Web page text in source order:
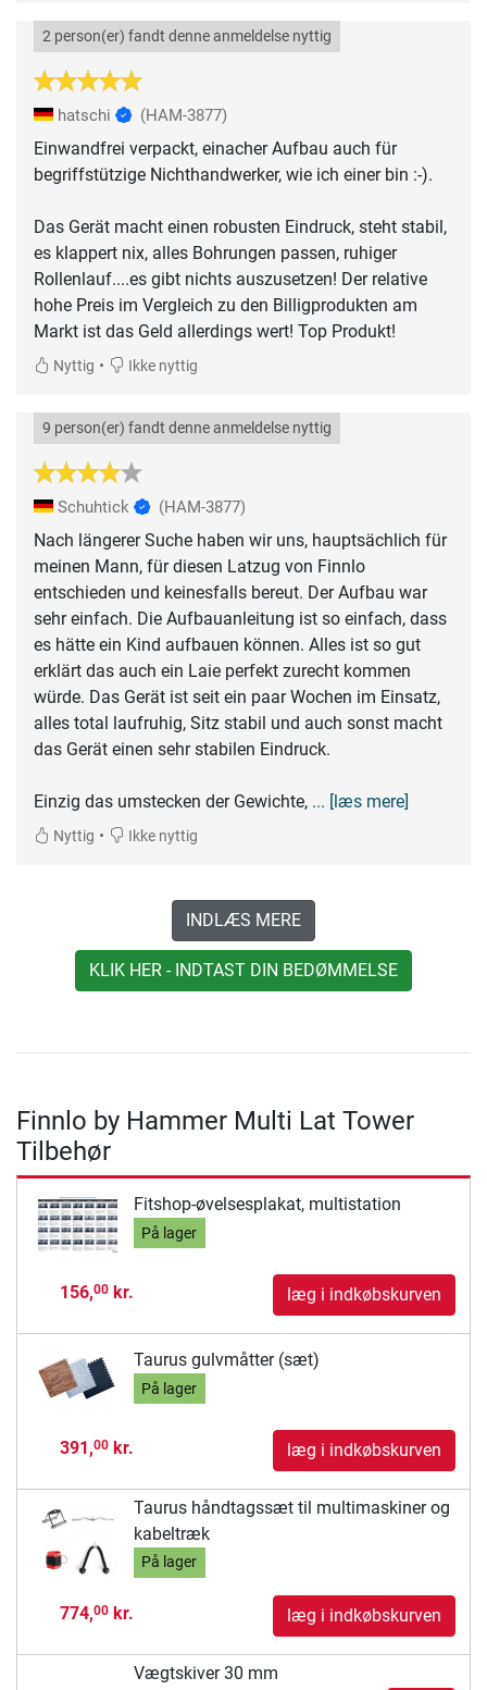
2 person(er) fandt denne anmeldelse nyttig
hatschi (HAM-3877)
Einwandfrei verpackt, einacher Aufbau auch für
begriffstützige Nichthandwerker, wie ich einer bin :-).
Das Gerät macht einen robusten Eindruck, steht stabil,
es klappert nix, alles Bohrungen passen, ruhiger
Rollenlauf....es gibt nichts auszusetzen! Der relative
hohe Preis im Vergleich zu den Billigprodukten am
Markt ist das Geld allerdings wert! Top Produkt!
Nyttig • Ikke nyttig
9 person(er) fandt denne anmeldelse nyttig
Schuhtick (HAM-3877)
Nach längerer Suche haben wir uns, hauptsächlich für
meinen Mann, für diesen Latzug von Finnlo
entschieden und keinesfalls bereut. Der Aufbau war
sehr einfach. Die Aufbauanleitung ist so einfach, dass
es hätte ein Kind aufbauen können. Alles ist so gut
erklärt das auch ein Laie perfekt zurecht kommen
würde. Das Gerät ist seit ein paar Wochen im Einsatz,
alles total laufruhig, Sitz stabil und auch sonst macht
das Gerät einen sehr stabilen Eindruck.
Einzig das umstecken der Gewichte, ... [læs mere]
Nyttig • Ikke nyttig
INDLÆS MERE
KLIK HER - INDTAST DIN BEDØMMELSE
Finnlo by Hammer Multi Lat Tower
Tilbehør
Fitshop-øvelsesplakat, multistation
På lager
156,00kr. læg i indkøbskurven
Taurus gulvmåtter (sæt)
På lager
391,00kr. læg i indkøbskurven
Taurus håndtagssæt til multimaskiner og
kabeltræk
På lager
774,00kr. læg i indkøbskurven
Vægtskiver 30 mm